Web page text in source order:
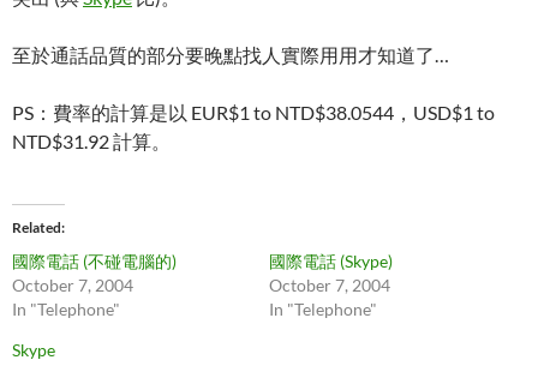
至於通話品質的部分要晚點找人實際用用才知道了…
PS：費率的計算是以 EUR$1 to NTD$38.0544，USD$1 to
NTD$31.92 計算。
Related
國際電話 (不碰電腦的)
October 7, 2004
In "Telephone"
國際電話 (Skype)
October 7, 2004
In "Telephone"
Skype